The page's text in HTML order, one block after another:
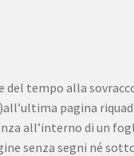
del tempo alla
pagina
all’interno di un
senza segni né